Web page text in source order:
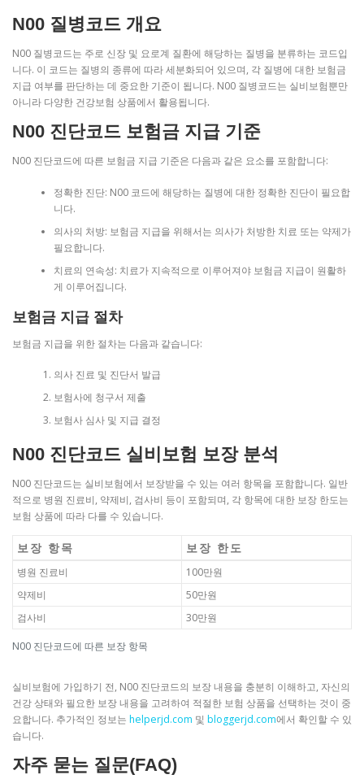
N00 질병코드 개요
N00 질병코드는 주로 신장 및 요로계 질환에 해당하는 질병을 분류하는 코드입
니다. 이 코드는 질병의 종류에 따라 세분화되어 있으며, 각 질병에 대한 보험금
지급 여부를 판단하는 데 중요한 기준이 됩니다. N00 질병코드는 실비보험뿐만
아니라 다양한 건강보험 상품에서 활용됩니다.
N00 진단코드 보험금 지급 기준
N00 진단코드에 따른 보험금 지급 기준은 다음과 같은 요소를 포함합니다:
정확한 진단: N00 코드에 해당하는 질병에 대한 정확한 진단이 필요합
니다.
의사의 처방: 보험금 지급을 위해서는 의사가 처방한 치료 또는 약제가
필요합니다.
치료의 연속성: 치료가 지속적으로 이루어져야 보험금 지급이 원활하
게 이루어집니다.
보험금 지급 절차
보험금 지급을 위한 절차는 다음과 같습니다:
의사 진료 및 진단서 발급
보험사에 청구서 제출
보험사 심사 및 지급 결정
N00 진단코드 실비보험 보장 분석
N00 진단코드는 실비보험에서 보장받을 수 있는 여러 항목을 포함합니다. 일반
적으로 병원 진료비, 약제비, 검사비 등이 포함되며, 각 항목에 대한 보장 한도는
보험 상품에 따라 다를 수 있습니다.
N00 진단코드에 따른 보장 항목
보장 항목 보장 한도
병원 진료비
100만원
약제비
50만원
검사비
30만원
실비보험에 가입하기 전, N00 진단코드의 보장 내용을 충분히 이해하고, 자신의
건강 상태와 필요한 보장 내용을 고려하여 적절한 보험 상품을 선택하는 것이 중
요합니다. 추가적인 정보는 helperjd.com 및 bloggerjd.com에서 확인할 수 있
습니다.
자주 묻는 질문(FAQ)